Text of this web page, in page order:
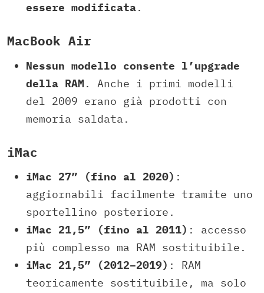
essere modificata.
MacBook Air
Nessun modello consente l’upgrade
della RAM . Anche i primi modelli
del 2009 erano già prodotti con
memoria saldata.
iMac
iMac 27” (fino al 2020) :
aggiornabili facilmente tramite uno
sportellino posteriore.
iMac 21,5” (fino al 2011) : accesso
più complesso ma RAM sostituibile.
iMac 21,5” (2012–2019) : RAM
teoricamente sostituibile, ma solo